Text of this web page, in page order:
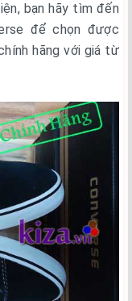
bạn hãy tìm đến
để chọn được
hãng với giá từ